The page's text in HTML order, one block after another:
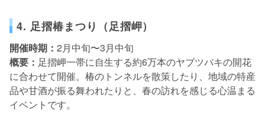
4. 足摺椿まつり（足摺岬）
開催時期： 2月中旬〜3月中旬
概要： 足摺岬一帯に自生する約6万本のヤブツバキの開花
に合わせて開催。椿のトンネルを散策したり、地域の特産
品や甘酒が振る舞われたりと、春の訪れを感じる心温まる
イベントです。